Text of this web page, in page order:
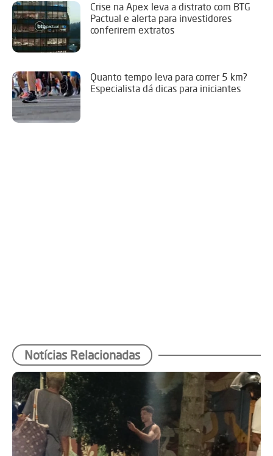
Crise na Apex leva a distrato com BTG
Pactual e alerta para investidores
conferirem extratos
Quanto tempo leva para correr 5 km?
Especialista dá dicas para iniciantes
Notícias Relacionadas